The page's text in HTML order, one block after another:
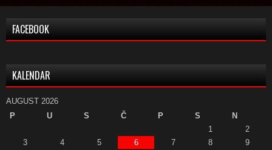
FACEBOOK
KALENDAR
AUGUST 2026
P
U S Č P S
N
1
2
3
4 5 6 7 8
9